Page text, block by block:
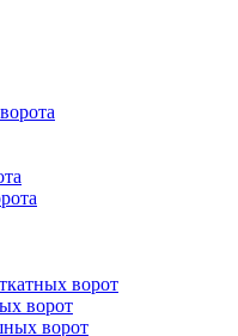
ворот
ворот
ворот